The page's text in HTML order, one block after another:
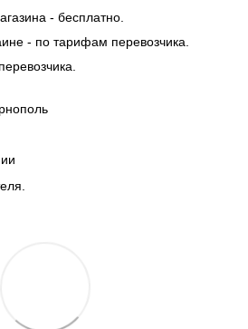
- бесплатно.
- по тарифам перевозчика.